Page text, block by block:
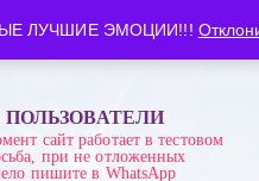
ЛУЧШИЕ ЭМОЦИИ!!!
ПОЛЬЗОВАТЕЛИ
сайт работает в тестовом
при не отложенных
пишите в WhatsApp